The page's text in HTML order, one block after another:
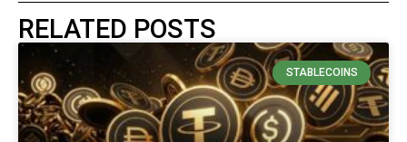
RELATED POSTS
STABLECOINS